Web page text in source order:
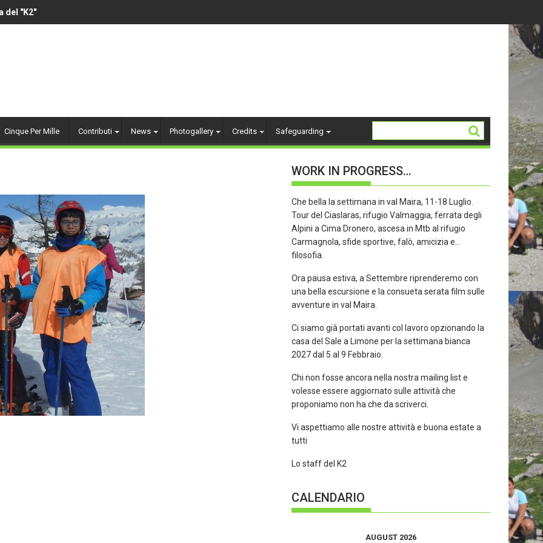
"K2"
Cinque Per Mille Contributi News Photogallery Credits Safeguarding
WORK IN PROGRESS…
Che bella la settimana in val Maira, 11-18 Luglio.
Tour del Ciaslaras, rifugio Valmaggia, ferrata degli
Alpini a Cima Dronero, ascesa in Mtb al rifugio
Carmagnola, sfide sportive, falò, amicizia e…
filosofia.
Ora pausa estiva, a Settembre riprenderemo con
una bella escursione e la consueta serata film sulle
avventure in val Maira.
Ci siamo già portati avanti col lavoro opzionando la
casa del Sale a Limone per la settimana bianca
2027 dal 5 al 9 Febbraio.
Chi non fosse ancora nella nostra mailing list e
volesse essere aggiornato sulle attività che
proponiamo non ha che da scriverci.
Vi aspettiamo alle nostre attività e buona estate a
tutti
Lo staff del K2
CALENDARIO
AUGUST 2026